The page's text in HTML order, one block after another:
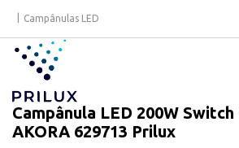
Campânulas LED
Campânula LED 200W Switch
AKORA 629713 Prilux